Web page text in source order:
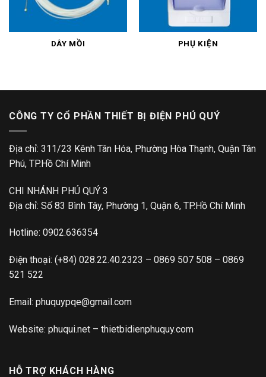
DÂY MỒI PHỤ KIỆN
CÔNG TY CỔ PHẦN THIẾT BỊ ĐIỆN PHÚ QUÝ
Địa chỉ: 311/23 Kênh Tân Hóa, Phường Hòa Thạnh, Quận Tân
Phú, TP.Hồ Chí Minh
CHI NHÁNH PHÚ QUÝ 3
Địa chỉ: Số 83 Bình Tây, Phường 1, Quận 6, TP.Hồ Chí Minh
Hotline: 0902.636354
Điện thoại: (+84) 028.22.40.2323 – 0869 507 508 – 0869
521 522
Email: phuquypqe@gmail.com
Website: phuqui.net – thietbidienphuquy.com
HỖ TRỢ KHÁCH HÀNG